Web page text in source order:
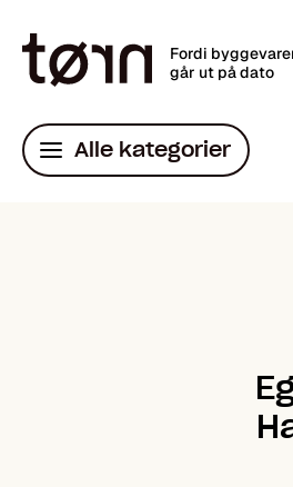
Fordi
går ut på dato
Alle kategorier